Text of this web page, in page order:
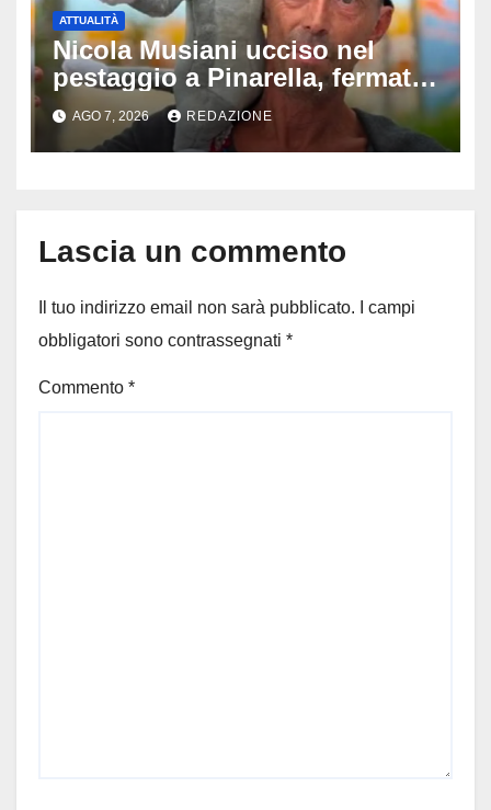
ATTUALITÀ
Nicola Musiani ucciso nel
pestaggio a Pinarella, fermati
quattro giovani: la svolta
dopo video, intercettazioni e
pedinamenti
AGO 7, 2026 REDAZIONE
Lascia un commento
Il tuo indirizzo email non sarà pubblicato.
I campi
obbligatori sono contrassegnati *
Commento *